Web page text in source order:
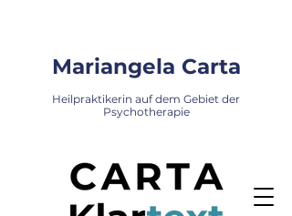
Mariangela Carta
Heilpraktikerin auf dem Gebiet der
Psychotherapie